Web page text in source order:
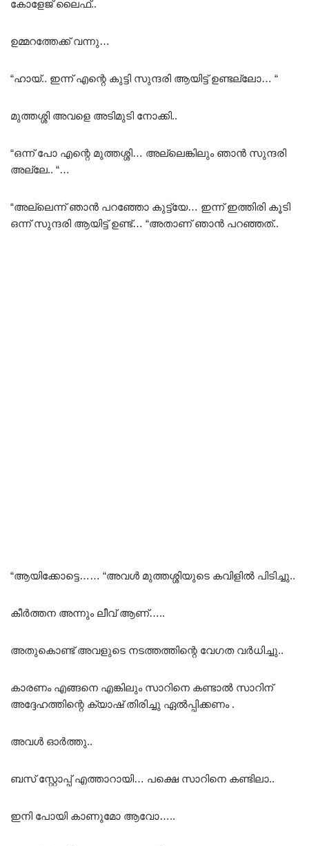
കോളേജ് ലൈഫ്..
ഉമ്മറത്തേക്ക് വന്നു…
“ഹായ്.. ഇന്ന് എന്റെ കുട്ടി സുന്ദരി ആയിട്ട് ഉണ്ടല്ലോ… “
മുത്തശ്ശി അവളെ അടിമുടി നോക്കി..
“ഒന്ന് പോ എന്റെ മുത്തശ്ശി… അല്ലെങ്കിലും ഞാൻ സുന്ദരി
അല്ലേ.. “…
“അല്ലെന്ന് ഞാൻ പറഞ്ഞോ കുട്ട്യേ… ഇന്ന് ഇത്തിരി കൂടി
ഒന്ന് സുന്ദരി ആയിട്ട് ഉണ്ട്‌… “അതാണ് ഞാൻ പറഞ്ഞത്..
“ആയിക്കോട്ടെ…… “അവൾ മുത്തശ്ശിയുടെ കവിളിൽ പിടിച്ചു..
കീർത്തന അന്നും ലീവ് ആണ്…..
അതുകൊണ്ട് അവളുടെ നടത്തത്തിന്റെ വേഗത വർധിച്ചു..
കാരണം എങ്ങനെ എങ്കിലും സാറിനെ കണ്ടാൽ സാറിന്
അദ്ദേഹത്തിന്റെ ക്യാഷ് തിരിച്ചു ഏൽപ്പിക്കണം .
അവൾ ഓർത്തു..
ബസ് സ്റ്റോപ്പ്‌ എത്താറായി… പക്ഷെ സാറിനെ കണ്ടിലാ..
ഇനി പോയി കാണുമോ ആവോ…..